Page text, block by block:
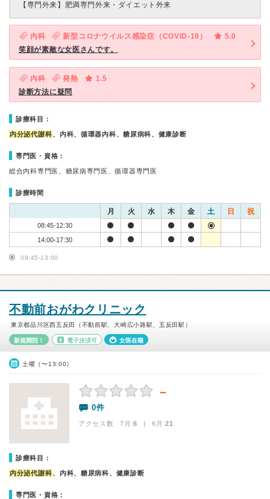
【専門外来】 肥満専門外来・ダイエット外来
内科 新型コロナウイルス感染症（COVID-19）
5.0
笑顔が素敵な女医さんです。
内科 発熱
1.5
診断方法に疑問
診療科目：
内分泌代謝科、内科、循環器内科、糖尿病科、健康診断
専門医・資格：
総合内科専門医、糖尿病専門医、循環器専門医
診療時間
月 火 水 木 金 土 日 祝
08:45-12:30
14:00-17:30
08:45-13:00
不動前おがわクリニック
東京都品川区西五反田（不動前駅、大崎広小路駅、五反田駅）
新規開院！ 電子決済可 女医在籍
土曜（〜13:00）
－
0件
アクセス数 7月:6 | 6月:21
診療科目：
内分泌代謝科、内科、糖尿病科、健康診断
専門医・資格：